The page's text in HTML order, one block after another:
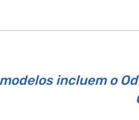
incluem o